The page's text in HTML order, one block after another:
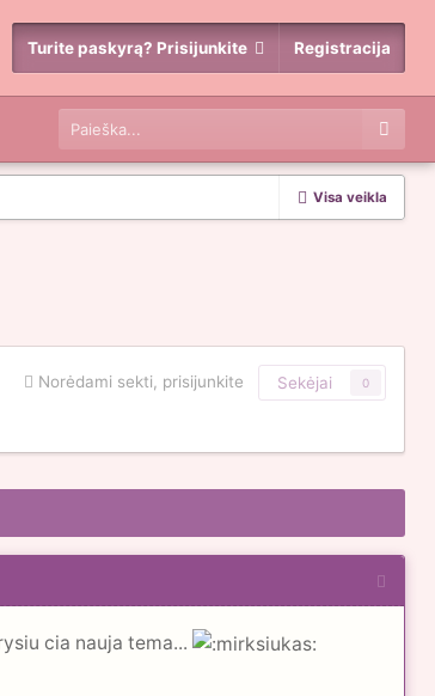
Turite paskyrą? Prisijunkite Registracija
Visa veikla
Norėdami sekti, prisijunkite Sekėjai 0
cia nauja tema...